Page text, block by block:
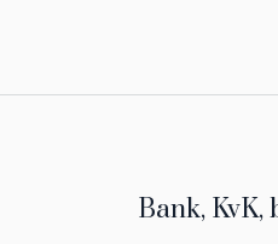
Bank, KvK,